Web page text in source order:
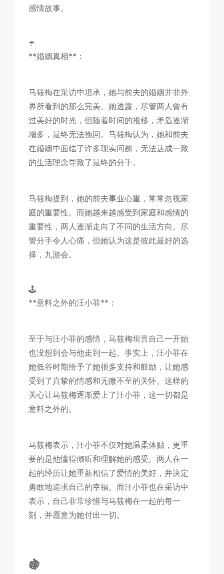
感情故事。
☂️
**婚姻真相**：
马筱梅在采访中坦承，她与前夫的婚姻并非外
界所看到的那么完美。她透露，尽管两人曾有
过美好的时光，但随着时间的推移，矛盾逐渐
增多，最终无法挽回。马筱梅认为，她和前夫
在婚姻中面临了许多现实问题，无法达成一致
的生活理念导致了最终的分手。
马筱梅提到，她的前夫事业心重，常常忽视家
庭的重要性。而她越来越感受到家庭和感情的
重要性，两人逐渐走向了不同的生活方向。尽
管分手令人心痛，但她认为这是彼此最好的选
择， 九游会。
🕹️
**意料之外的汪小菲**：
至于与汪小菲的感情，马筱梅坦言自己一开始
也没想到会与他走到一起。事实上，汪小菲在
她低谷时期给予了她很多支持和鼓励，让她感
受到了真挚的情感和无微不至的关怀。这样的
关心让马筱梅逐渐爱上了汪小菲，这一切都是
意料之外的。
马筱梅表示，汪小菲不仅对她温柔体贴，更重
要的是他懂得倾听和理解她的感受。两人在一
起的经历让她重新相信了爱情的美好，并决定
勇敢地追求自己的幸福。而汪小菲也在采访中
表示，自己非常珍惜与马筱梅在一起的每一
刻，并愿意为她付出一切。
🍇